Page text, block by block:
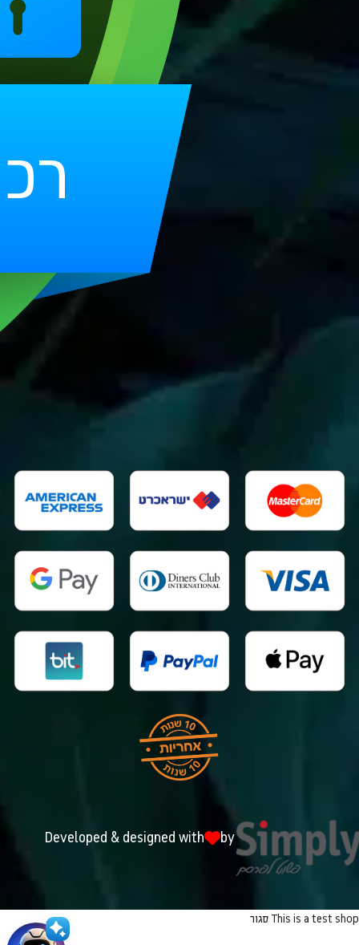
Developed & designed with by
This is a test shop סגור